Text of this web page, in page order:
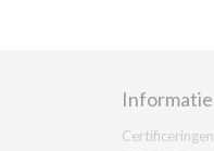
Informatie
Certificeringen